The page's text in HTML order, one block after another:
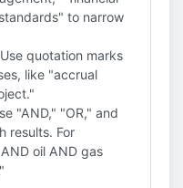
to narrow
Use quotation marks
like "accrual
"AND," "OR," and
results. For
oil AND gas